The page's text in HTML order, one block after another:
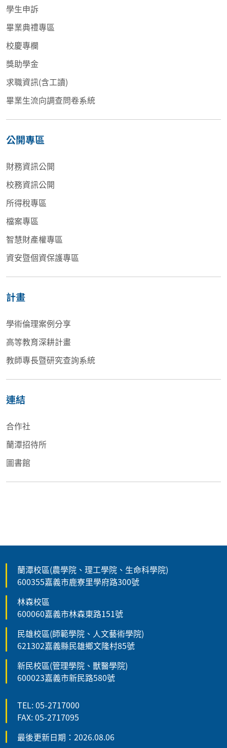
學生申訴
畢業典禮專區
校慶專欄
獎助學金
求職資訊(含工讀)
畢業生流向調查問卷系統
公開專區
財務資訊公開
校務資訊公開
所得稅專區
檔案專區
智慧財產權專區
資安暨個資保護專區
計畫
學術倫理案例分享
高等教育深耕計畫
教師專長暨研究查詢系統
連結
合作社
蘭潭招待所
圖書館
蘭潭校區(農學院、理工學院、生命科學院)
600355嘉義市鹿寮里學府路300號
林森校區
600060嘉義市林森東路151號
民雄校區(師範學院、人文藝術學院)
621302嘉義縣民雄鄉文隆村85號
新民校區(管理學院、獸醫學院)
600023嘉義市新民路580號
TEL: 05-2717000
FAX: 05-2717095
最後更新日期：2026.08.06